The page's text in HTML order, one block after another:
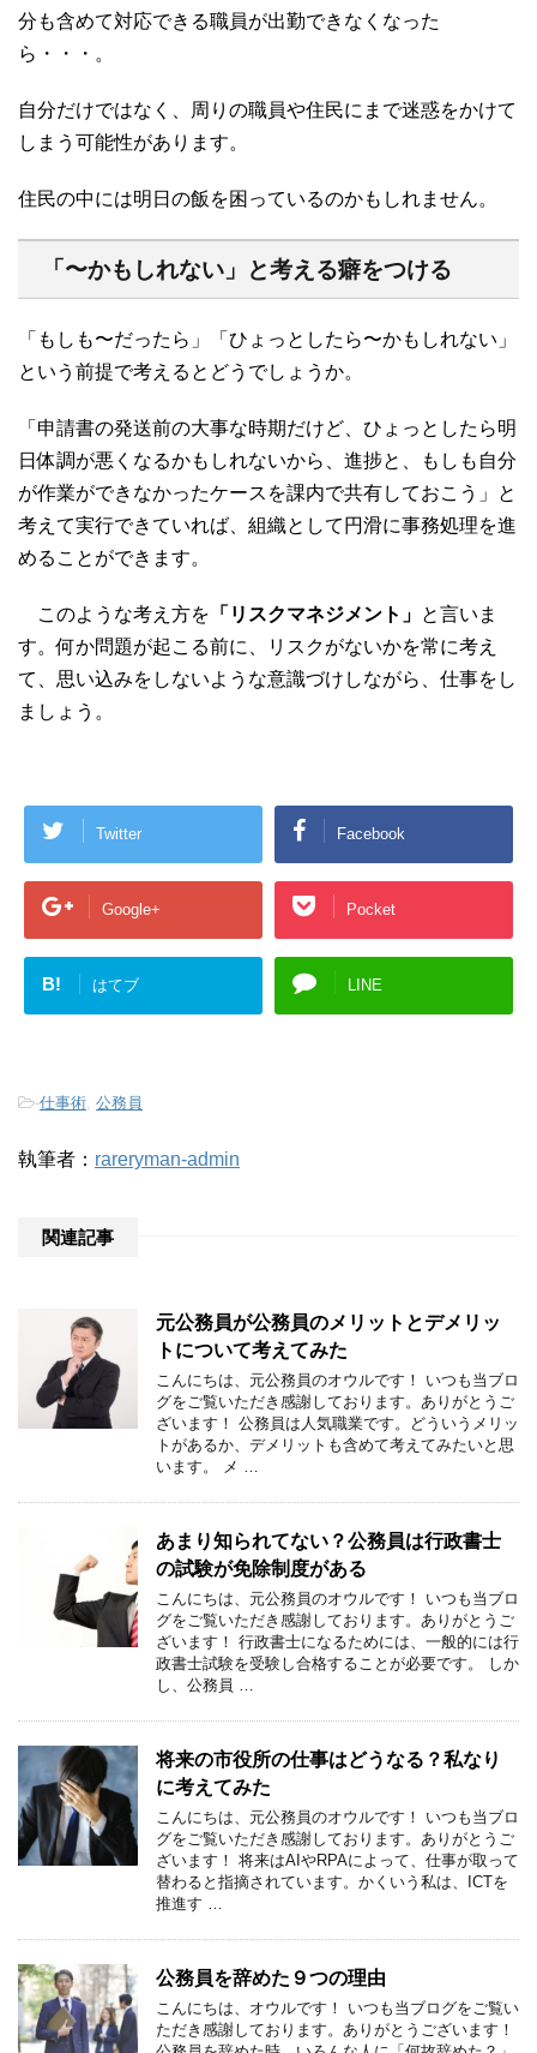
分も含めて対応できる職員が出勤できなくなった
ら・・・。
自分だけではなく、周りの職員や住民にまで迷惑をかけて
しまう可能性があります。
住民の中には明日の飯を困っているのかもしれません。
「〜かもしれない」と考える癖をつける
「もしも〜だったら」「ひょっとしたら〜かもしれない」
という前提で考えるとどうでしょうか。
「申請書の発送前の大事な時期だけど、ひょっとしたら明
日体調が悪くなるかもしれないから、進捗と、もしも自分
が作業ができなかったケースを課内で共有しておこう」と
考えて実行できていれば、組織として円滑に事務処理を進
めることができます。
このような考え方を 「リスクマネジメント」 と言いま
す。何か問題が起こる前に、リスクがないかを常に考え
て、思い込みをしないような意識づけしながら、仕事をし
ましょう。
Twitter Facebook
Google+ Pocket
B! はてブ LINE
-仕事術 公務員
執筆者： rareryman-admin
関連記事
元公務員が公務員のメリットとデメリッ
トについて考えてみた
こんにちは、元公務員のオウルです！ いつも当ブロ
グをご覧いただき感謝しております。ありがとうご
ざいます！ 公務員は人気職業です。どういうメリッ
トがあるか、デメリットも含めて考えてみたいと思
います。 メ …
あまり知られてない？公務員は行政書士
の試験が免除制度がある
こんにちは、元公務員のオウルです！ いつも当ブロ
グをご覧いただき感謝しております。ありがとうご
ざいます！ 行政書士になるためには、一般的には行
政書士試験を受験し合格することが必要です。 しか
し、公務員 …
将来の市役所の仕事はどうなる？私なり
に考えてみた
こんにちは、元公務員のオウルです！ いつも当ブロ
グをご覧いただき感謝しております。ありがとうご
ざいます！ 将来はAIやRPAによって、仕事が取って
替わると指摘されています。かくいう私は、ICTを
推進す …
公務員を辞めた９つの理由
こんにちは、オウルです！ いつも当ブログをご覧い
ただき感謝しております。ありがとうございます！